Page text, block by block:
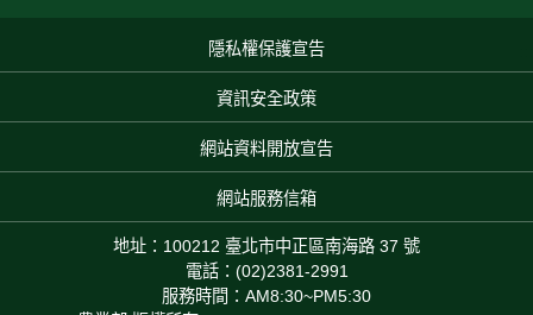
隱私權保護宣告
資訊安全政策
網站資料開放宣告
網站服務信箱
地址：100212 臺北市中正區南海路 37 號
電話：(02)2381-2991
服務時間：AM8:30~PM5:30